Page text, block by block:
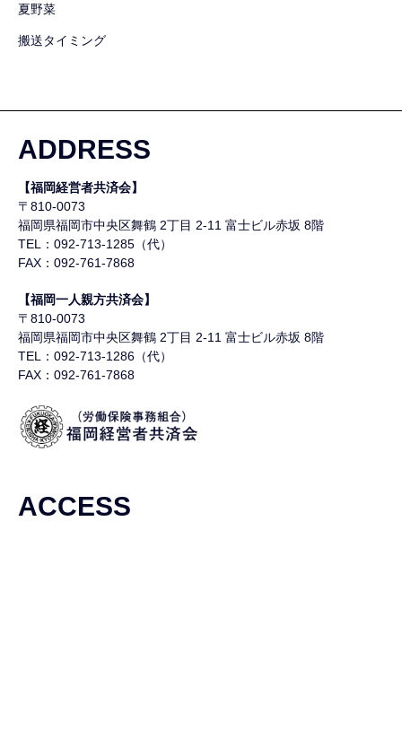
夏野菜
搬送タイミング
ADDRESS
【福岡経営者共済会】
〒810-0073
福岡県福岡市中央区舞鶴 2丁目 2-11 富士ビル赤坂 8階
TEL：092-713-1285（代）
FAX：092-761-7868
【福岡一人親方共済会】
〒810-0073
福岡県福岡市中央区舞鶴 2丁目 2-11 富士ビル赤坂 8階
TEL：092-713-1286（代）
FAX：092-761-7868
ACCESS